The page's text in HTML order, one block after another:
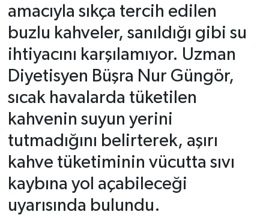
amacıyla sıkça tercih edilen
buzlu kahveler, sanıldığı gibi su
ihtiyacını karşılamıyor. Uzman
Diyetisyen Büşra Nur Güngör,
sıcak havalarda tüketilen
kahvenin suyun yerini
tutmadığını belirterek, aşırı
kahve tüketiminin vücutta sıvı
kaybına yol açabileceği
uyarısında bulundu.